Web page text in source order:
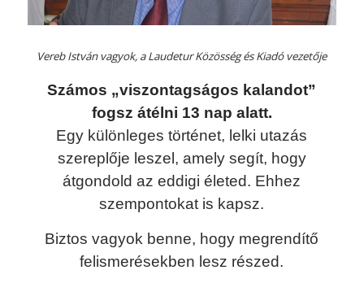
Vereb István vagyok, a Laudetur Közösség és Kiadó vezetője
Számos „viszontagságos kalandot”
fogsz átélni 13 nap alatt.
Egy különleges történet, lelki utazás
szereplője leszel, amely segít, hogy
átgondold az eddigi életed. Ehhez
szempontokat is kapsz.
Biztos vagyok benne, hogy megrendítő
felismerésekben lesz részed.